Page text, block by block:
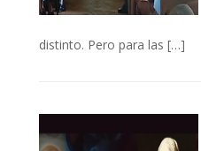
distinto. Pero para las […]